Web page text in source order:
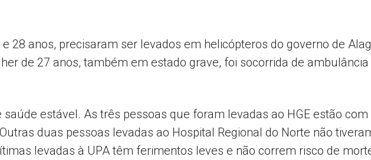
28 anos, precisaram ser levados em helicópteros do governo de
de 27 anos, também em estado grave, foi socorrida de
estável. As três pessoas que foram levadas ao HGE estão com
duas pessoas levadas ao Hospital Regional do Norte não
levadas à UPA têm ferimentos leves e não correm risco de